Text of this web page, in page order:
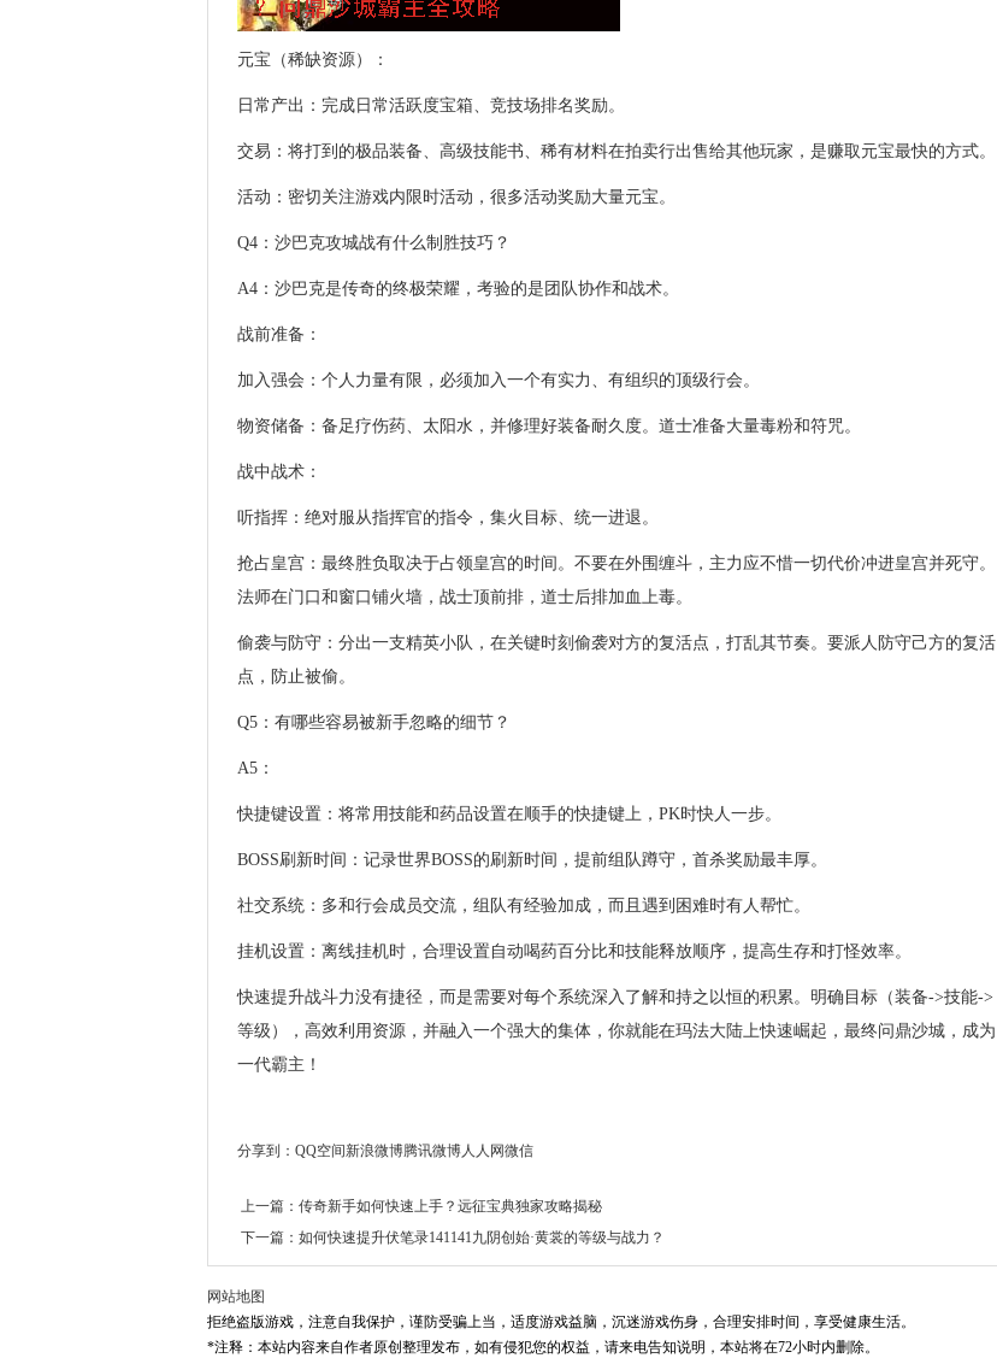
元宝（稀缺资源）：
日常产出：完成日常活跃度宝箱、竞技场排名奖励。
交易：将打到的极品装备、高级技能书、稀有材料在拍卖行出售给其他玩家，是赚取元宝最快的方式。
活动：密切关注游戏内限时活动，很多活动奖励大量元宝。
Q4：沙巴克攻城战有什么制胜技巧？
A4：沙巴克是传奇的终极荣耀，考验的是团队协作和战术。
战前准备：
加入强会：个人力量有限，必须加入一个有实力、有组织的顶级行会。
物资储备：备足疗伤药、太阳水，并修理好装备耐久度。道士准备大量毒粉和符咒。
战中战术：
听指挥：绝对服从指挥官的指令，集火目标、统一进退。
抢占皇宫：最终胜负取决于占领皇宫的时间。不要在外围缠斗，主力应不惜一切代价冲进皇宫并死守。
法师在门口和窗口铺火墙，战士顶前排，道士后排加血上毒。
偷袭与防守：分出一支精英小队，在关键时刻偷袭对方的复活点，打乱其节奏。要派人防守己方的复活
点，防止被偷。
Q5：有哪些容易被新手忽略的细节？
A5：
快捷键设置：将常用技能和药品设置在顺手的快捷键上，PK时快人一步。
BOSS刷新时间：记录世界BOSS的刷新时间，提前组队蹲守，首杀奖励最丰厚。
社交系统：多和行会成员交流，组队有经验加成，而且遇到困难时有人帮忙。
挂机设置：离线挂机时，合理设置自动喝药百分比和技能释放顺序，提高生存和打怪效率。
快速提升战斗力没有捷径，而是需要对每个系统深入了解和持之以恒的积累。明确目标（装备->技能->
等级），高效利用资源，并融入一个强大的集体，你就能在玛法大陆上快速崛起，最终问鼎沙城，成为
一代霸主！
分享到： QQ空间新浪微博腾讯微博人人网微信
上一篇： 传奇新手如何快速上手？远征宝典独家攻略揭秘
下一篇： 如何快速提升伏笔录141141九阴创始·黄裳的等级与战力？
网站地图
拒绝盗版游戏，注意自我保护，谨防受骗上当，适度游戏益脑，沉迷游戏伤身，合理安排时间，享受健康生活。
*注释：本站内容来自作者原创整理发布，如有侵犯您的权益，请来电告知说明，本站将在72小时内删除。